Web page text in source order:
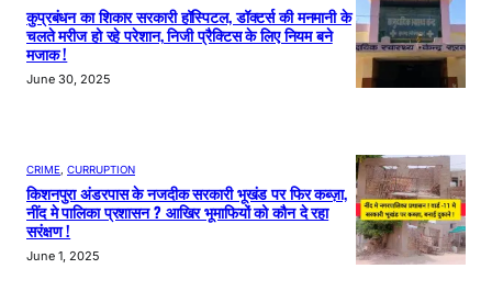
कुप्रबंधन का शिकार सरकारी हॉस्पिटल, डॉक्टर्स की मनमानी के
चलते मरीज हो रहे परेशान, निजी प्रैक्टिस के लिए नियम बने
मजाक !
June 30, 2025
CRIME CURRUPTION
किशनपुरा अंडरपास के नजदीक सरकारी भूखंड पर फिर कब्ज़ा,
नींद मे पालिका प्रशासन ? आखिर भूमाफियों को कौन दे रहा
सरंक्षण !
June 1, 2025